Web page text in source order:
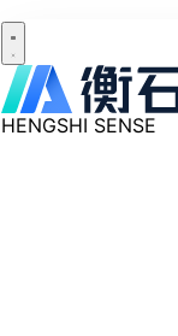
HENGSHI SENSE